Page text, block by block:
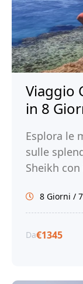
Viaggio
in 8
Esplora le
sulle
Sheikh
8 Giorni /
Da€1345